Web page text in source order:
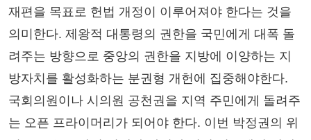
재편을 목표로 헌법 개정이 이루어져야 한다는 것을
의미한다. 제왕적 대통령의 권한을 국민에게 대폭 돌
려주는 방향으로 중앙의 권한을 지방에 이양하는 지
방자치를 활성화하는 분권형 개헌에 집중해야한다.
국회의원이나 시의원 공천권을 지역 주민에게 돌려주
는 오픈 프라이머리가 되어야 한다. 이번 박정권의 위